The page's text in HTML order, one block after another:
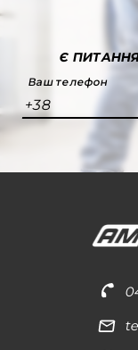
Є
Ваш телефон
+38